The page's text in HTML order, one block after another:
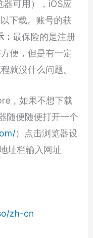
器可用），iOS应
下载。账号的获
最保险的是注册
便，但是有一定
就没什么问题。
，如果不想下载
随便随便打开一个
）点击浏览器设
址栏输入网址
zh-cn